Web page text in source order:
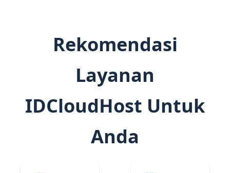
Rekomendasi
Layanan
IDCloudHost Untuk
Anda